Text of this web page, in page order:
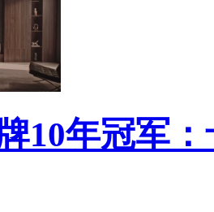
10年冠军